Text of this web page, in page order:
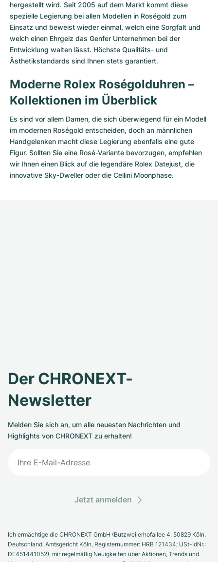
hergestellt wird. Seit 2005 auf dem Markt kommt diese
spezielle Legierung bei allen Modellen in Roségold zum
Einsatz und beweist wieder einmal, welch eine Sorgfalt und
welch einen Ehrgeiz das Genfer Unternehmen bei der
Entwicklung walten lässt. Höchste Qualitäts- und
Ästhetikstandards sind Ihnen stets garantiert.
Moderne Rolex Roségolduhren –
Kollektionen im Überblick
Es sind vor allem Damen, die sich überwiegend für ein Modell
im modernen Roségold entscheiden, doch an männlichen
Handgelenken macht diese Legierung ebenfalls eine gute
Figur. Sollten Sie eine Rosé-Variante bevorzugen, empfehlen
wir Ihnen einen Blick auf die legendäre Rolex Datejust, die
innovative Sky-Dweller oder die Cellini Moonphase.
Der CHRONEXT-
Newsletter
Melden Sie sich an, um alle neuesten Nachrichten und
Highlights von CHRONEXT zu erhalten!
Jetzt anmelden
Ich ermächtige die CHRONEXT GmbH (Butzweilerhofallee 4, 50829 Köln,
Deutschland. Amtsgericht Köln, Registernummer: HRB 121434; USt-IdNr.:
DE451441052), mir regelmäßig Neuigkeiten über Aktionen, Trends und